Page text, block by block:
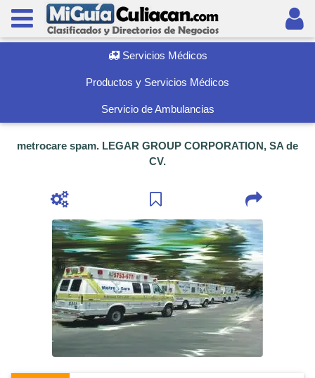
Servicios Médicos
Productos y Servicios Médicos
Servicio de Ambulancias
metrocare spam. LEGAR GROUP CORPORATION, SA de
CV.